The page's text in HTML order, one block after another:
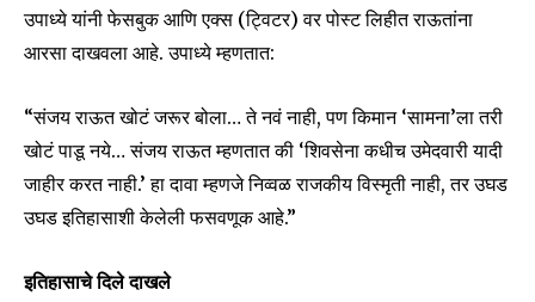
उपाध्ये यांनी फेसबुक आणि एक्स (ट्विटर) वर पोस्ट लिहीत राऊतांना
आरसा दाखवला आहे. उपाध्ये म्हणतात:
“संजय राऊत खोटं जरूर बोला… ते नवं नाही, पण किमान ‘सामना’ला तरी
खोटं पाडू नये… संजय राऊत म्हणतात की ‘शिवसेना कधीच उमेदवारी यादी
जाहीर करत नाही.’ हा दावा म्हणजे निव्वळ राजकीय विस्मृती नाही, तर उघड
उघड इतिहासाशी केलेली फसवणूक आहे.”
इतिहासाचे दिले दाखले